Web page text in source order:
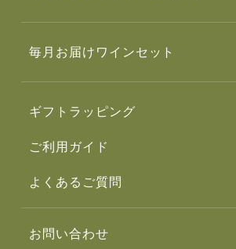
毎月お届けワインセット
ギフトラッピング
ご利用ガイド
よくあるご質問
お問い合わせ